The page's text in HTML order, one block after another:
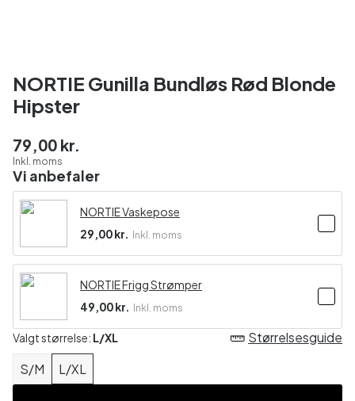
NORTIE Gunilla Bundløs Rød Blonde
Hipster
79,00 kr.
Inkl. moms
Vi anbefaler
NORTIE Vaskepose
29,00 kr.
Inkl. moms
NORTIE Frigg Strømper
49,00 kr.
Inkl. moms
Valgt størrelse: L/XL
S/M L/XL
Størrelsesguide